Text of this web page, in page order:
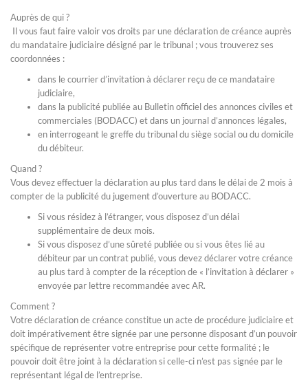
Auprès de qui ?
Il vous faut faire valoir vos droits par une déclaration de créance auprès
du mandataire judiciaire désigné par le tribunal ; vous trouverez ses
coordonnées :
dans le courrier d’invitation à déclarer reçu de ce mandataire
judiciaire,
dans la publicité publiée au Bulletin officiel des annonces civiles et
commerciales (BODACC) et dans un journal d’annonces légales,
en interrogeant le greffe du tribunal du siège social ou du domicile
du débiteur.
Quand ?
Vous devez effectuer la déclaration au plus tard dans le délai de 2 mois à
compter de la publicité du jugement d’ouverture au BODACC.
Si vous résidez à l’étranger, vous disposez d’un délai
supplémentaire de deux mois.
Si vous disposez d’une sûreté publiée ou si vous êtes lié au
débiteur par un contrat publié, vous devez déclarer votre créance
au plus tard à compter de la réception de « l’invitation à déclarer »
envoyée par lettre recommandée avec AR.
Comment ?
Votre déclaration de créance constitue un acte de procédure judiciaire et
doit impérativement être signée par une personne disposant d’un pouvoir
spécifique de représenter votre entreprise pour cette formalité ; le
pouvoir doit être joint à la déclaration si celle-ci n’est pas signée par le
représentant légal de l’entreprise.